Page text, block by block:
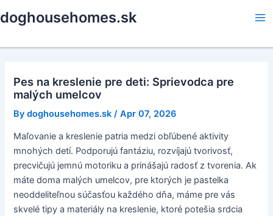
to
doghousehomes.sk
Pes na kreslenie pre deti: Sprievodca pre
malých umelcov
Bydoghousehomes.sk /Apr 07, 2026
Maľovanie a kreslenie patria medzi obľúbené aktivity
mnohých detí. Podporujú fantáziu, rozvíjajú tvorivosť,
precvičujú jemnú motoriku a prinášajú radosť z tvorenia. Ak
máte doma malých umelcov, pre ktorých je pastelka
neoddeliteľnou súčasťou každého dňa, máme pre vás
skvelé tipy a materiály na kreslenie, ktoré potešia srdcia